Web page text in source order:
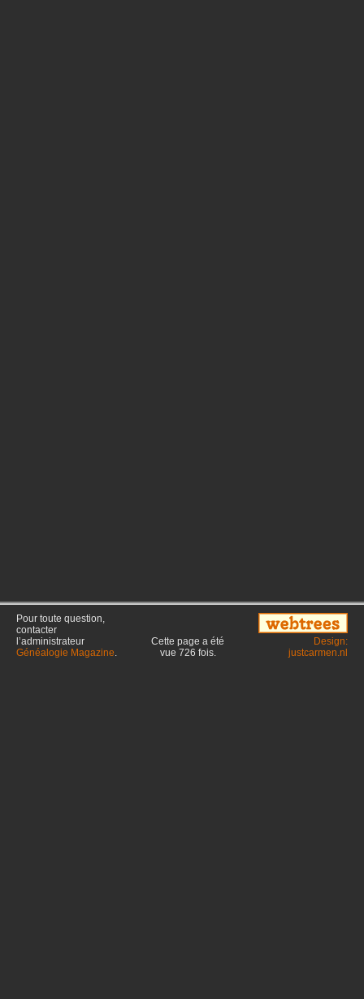
Pour toute question,
contacter
l’administrateur
Généalogie Magazine.
Cette page a été
vue 726 fois.
Design:
justcarmen.nl